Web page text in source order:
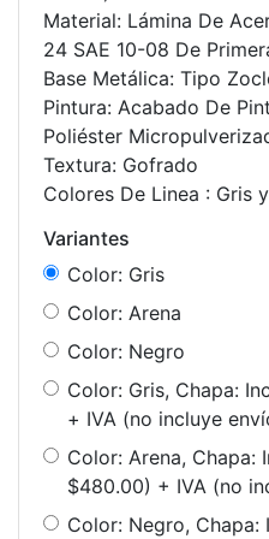
Material: Lámina De
24 SAE 10-08 De
Base Metálica: Tipo
Pintura: Acabado De
Poliéster
Textura: Gofrado
Colores De Linea : Gris
Variantes
Color: Gris
Color: Arena
Color: Negro
Color: Gris, Chapa:
+ IVA (no incluye
Color: Arena, Chapa:
$480.00) + IVA (no
Color: Negro, Chapa: